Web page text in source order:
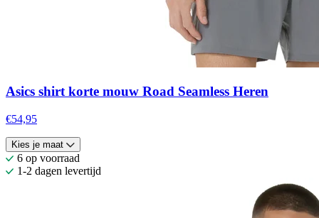
Asics shirt korte mouw Road Seamless Heren
€54,95
Kies je maat
6 op voorraad
1-2 dagen levertijd